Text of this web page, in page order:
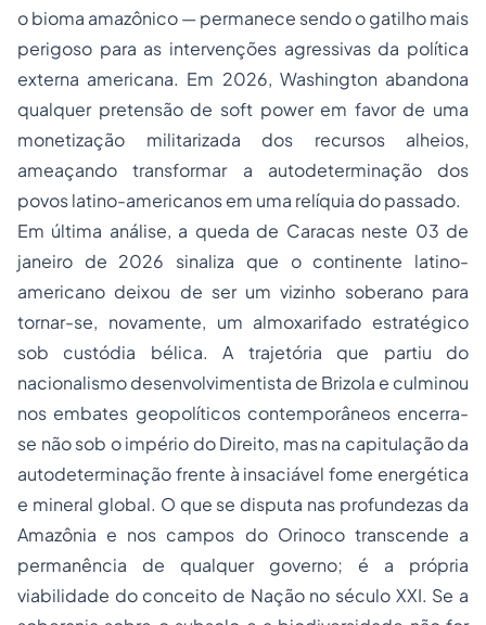
o bioma amazônico — permanece sendo o gatilho mais
perigoso para as intervenções agressivas da política
externa americana. Em 2026, Washington abandona
qualquer pretensão de soft powerem favor de uma
monetização militarizada dos recursos alheios,
ameaçando transformar a autodeterminação dos
povos latino-americanos em uma relíquia do passado.
Em última análise, a queda de Caracas neste 03 de
janeiro de 2026 sinaliza que o continente latino-
americano deixou de ser um vizinho soberano para
tornar-se, novamente, um almoxarifado estratégico
sob custódia bélica. A trajetória que partiu do
nacionalismo desenvolvimentista de Brizola e culminou
nos embates geopolíticos contemporâneos encerra-
se não sob o império do Direito, mas na capitulação da
autodeterminação frente à insaciável fome energética
e mineral global. O que se disputa nas profundezas da
Amazônia e nos campos do Orinoco transcende a
permanência de qualquer governo; é a própria
viabilidade do conceito de Nação no século XXI. Se a